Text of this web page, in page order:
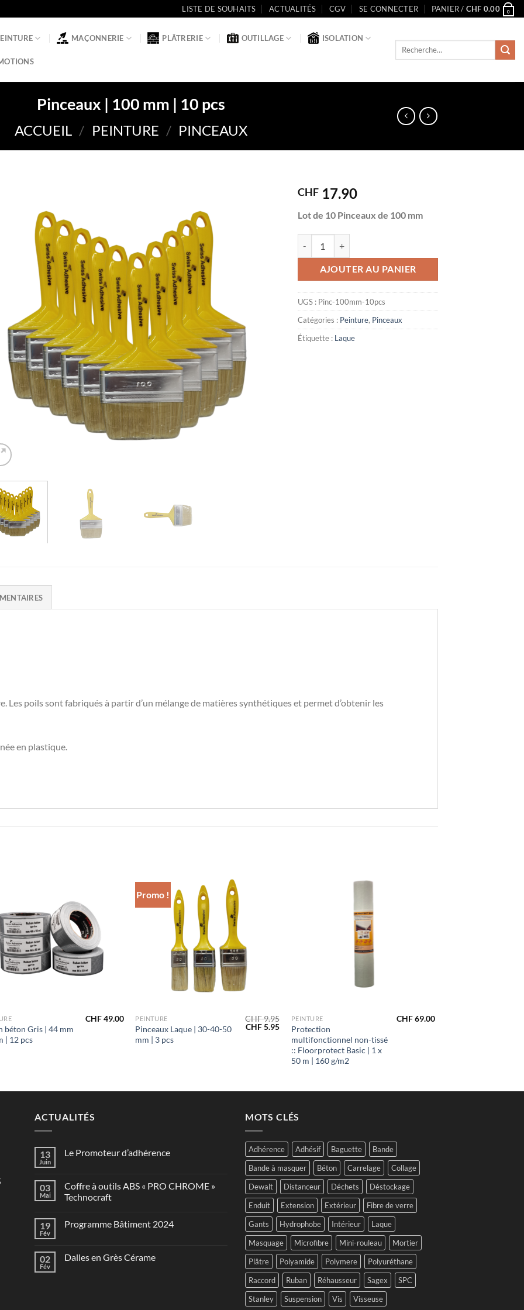
LISTE DE SOUHAITS ACTUALITÉS CGV SE CONNECTER PANIER / CHF 0.00 0
MAÇONNERIE PLÂTRERIE OUTILLAGE ISOLATION
Recherche
Pinceaux | 100 mm | 10 pcs
ACCUEIL / PEINTURE / PINCEAUX
CHF 17.90
Lot de 10 Pinceaux de 100 mm
AJOUTER AU PANIER
UGS : Pinc-100mm-10pcs
Catégories : Peinture, Pinceaux
Étiquette : Laque
Les poils sont fabriqués à partir d’un mélange de matières synthétiques et permet d’obtenir les
en plastique.
souhaits
béton Gris | 44 mm
| 12 pcs
CHF49.00
Promo !
PEINTURE
Pinceaux Laque | 30-40-50
mm | 3 pcs
CHF9.95
Le
CHF5.95Le
prix
actuel
est :
CHF 5.95.
PEINTURE
Protection
multifonctionnel non-tissé
:: Floorprotect Basic | 1 x
50 m | 160 g/m2
CHF69.00
ACTUALITÉS
13
Juin
Le Promoteur d’adhérence
03
Mai
Coffre à outils ABS « PRO CHROME »
Technocraft
19
Fév
Programme Bâtiment 2024
02
Fév
Dalles en Grès Cérame
MOTS CLÉS
Adhérence Adhésif Baguette
Bande
Bande à masquer
Béton Carrelage
Collage
Dewalt
Distanceur Déchets
Déstockage
Enduit
Extension Extérieur
Fibre de verre
Gants
Hydrophobe Intérieur
Laque
Masquage
Microfibre Mini-rouleau
Mortier
Plâtre
Polyamide Polymere
Polyuréthane
Raccord
Ruban Réhausseur Sagex
SPC
Stanley
Suspension Vis Visseuse